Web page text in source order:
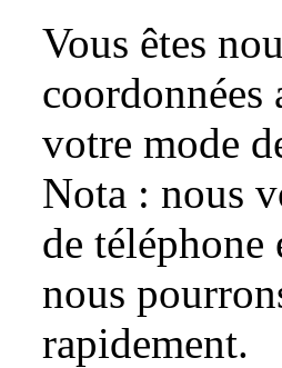
Vous êtes
votre mode
Nota : nous
de
nous
rapidement.